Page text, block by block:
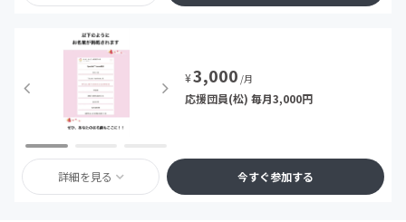
¥3,000 /月
応援団員(松) 毎月3,000円
詳細を見る 今すぐ参加する